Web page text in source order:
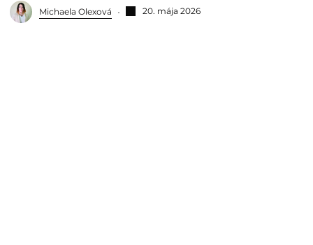
Michaela Olexová 20. mája 2026